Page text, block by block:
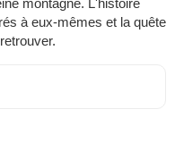
à eux-mêmes et la quête